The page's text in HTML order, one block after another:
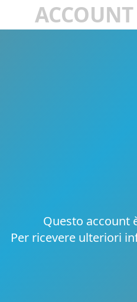
Questo account
Per ricevere ulteriori